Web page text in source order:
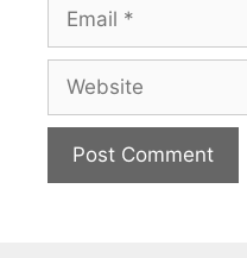
Email
Website